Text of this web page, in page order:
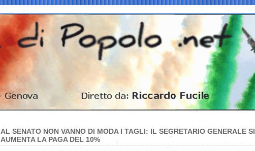
AL SENATO NON VANNO DI MODA I TAGLI: IL SEGRETARIO GENERALE SI
AUMENTA LA PAGA DEL 10%